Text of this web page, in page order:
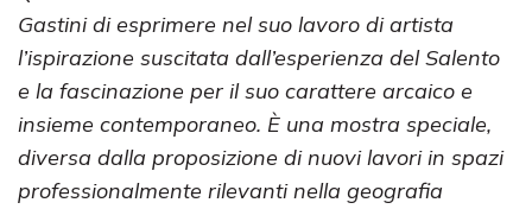
Gastini di esprimere nel suo lavoro di artista
l’ispirazione suscitata dall’esperienza del Salento
e la fascinazione per il suo carattere arcaico e
insieme contemporaneo. È una mostra speciale,
diversa dalla proposizione di nuovi lavori in spazi
professionalmente rilevanti nella geografia